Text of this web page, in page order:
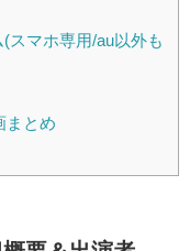
マホ専用/au以外も
まとめ